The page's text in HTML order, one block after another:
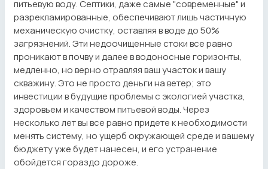
питьевую воду. Септики, даже самые "современные" и
разрекламированные, обеспечивают лишь частичную
механическую очистку, оставляя в воде до 50%
загрязнений. Эти недоочищенные стоки все равно
проникают в почву и далее в водоносные горизонты,
медленно, но верно отравляя ваш участок и вашу
скважину. Это не просто деньги на ветер; это
инвестиции в будущие проблемы с экологией участка,
здоровьем и качеством питьевой воды. Через
несколько лет вы все равно придете к необходимости
менять систему, но ущерб окружающей среде и вашему
бюджету уже будет нанесен, и его устранение
обойдется гораздо дороже.